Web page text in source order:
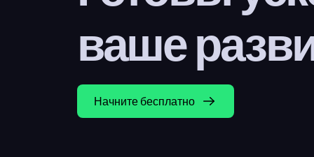
ваше
Начните бесплатно